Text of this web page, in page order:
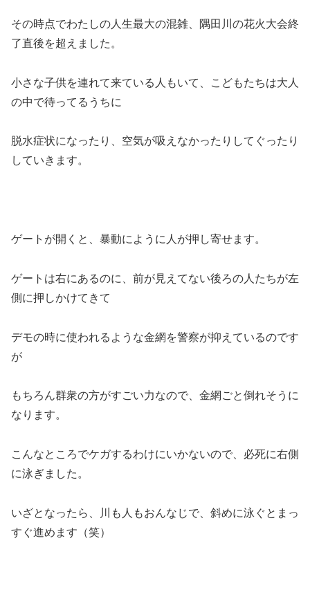
その時点でわたしの人生最大の混雑、隅田川の花火大会終
了直後を超えました。
小さな子供を連れて来ている人もいて、こどもたちは大人
の中で待ってるうちに
脱水症状になったり、空気が吸えなかったりしてぐったり
していきます。
ゲートが開くと、暴動にように人が押し寄せます。
ゲートは右にあるのに、前が見えてない後ろの人たちが左
側に押しかけてきて
デモの時に使われるような金網を警察が抑えているのです
が
もちろん群衆の方がすごい力なので、金網ごと倒れそうに
なります。
こんなところでケガするわけにいかないので、必死に右側
に泳ぎました。
いざとなったら、川も人もおんなじで、斜めに泳ぐとまっ
すぐ進めます（笑）